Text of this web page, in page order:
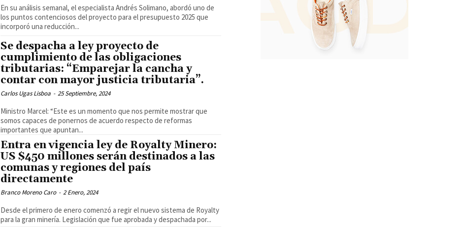
En su análisis semanal, el especialista Andrés Solimano, abordó uno de
los puntos contenciosos del proyecto para el presupuesto 2025 que
incorporó una reducción...
Se despacha a ley proyecto de
cumplimiento de las obligaciones
tributarias: “Emparejar la cancha y
contar con mayor justicia tributaria”.
Carlos Ugas Lisboa - 25 Septiembre, 2024
Ministro Marcel: “Este es un momento que nos permite mostrar que
somos capaces de ponernos de acuerdo respecto de reformas
importantes que apuntan...
Entra en vigencia ley de Royalty Minero:
US $450 millones serán destinados a las
comunas y regiones del país
directamente
Branco Moreno Caro - 2 Enero, 2024
Desde el primero de enero comenzó a regir el nuevo sistema de Royalty
para la gran minería. Legislación que fue aprobada y despachada por...